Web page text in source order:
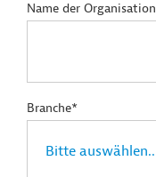
Name der Organisation
Branche*